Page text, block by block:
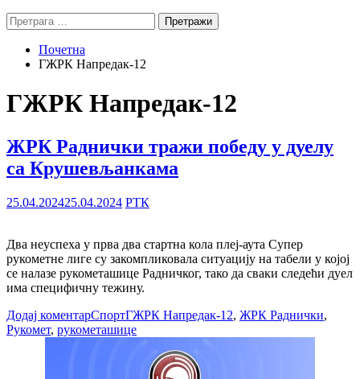
Претрага
за:
Почетна
ГЖРК Напредак-12
ГЖРК Напредак-12
ЖРК Раднички тражи победу у дуелу
са Крушевљанкама
25.04.202425.04.2024 РТК
Два неуспеха у прва два стартна кола плеј-аута Супер
рукометне лиге су закомпликовала ситуацију на табели у којој
се налазе рукометашице Радничког, тако да сваки следећи дуел
има специфичну тежину.
Додај коментарСпортГЖРК Напредак-12, ЖРК Раднички,
Рукомет, рукометашице